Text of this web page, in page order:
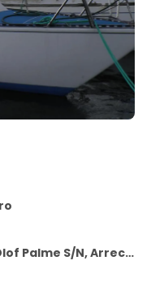
S/N, Arrecife 35500